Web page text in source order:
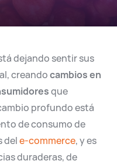
dejando sentir sus
creandocambios en
que
profundo está
de consumo de
dele-commerce, y es
duraderas, de